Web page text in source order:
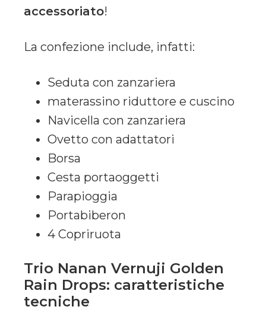
accessoriato!
La confezione include, infatti:
Seduta con zanzariera
materassino riduttore e cuscino
Navicella con zanzariera
Ovetto con adattatori
Borsa
Cesta portaoggetti
Parapioggia
Portabiberon
4 Copriruota
Trio Nanan Vernuji Golden
Rain Drops: caratteristiche
tecniche